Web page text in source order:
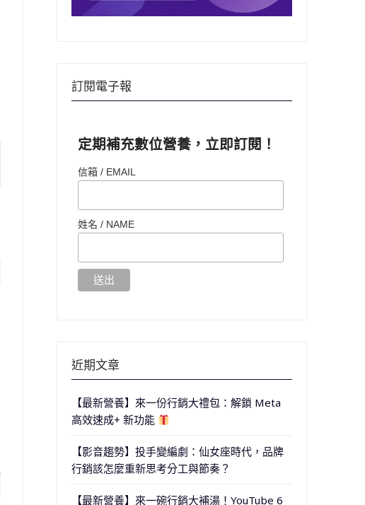
訂閱電子報
定期補充數位營養，立即訂閱！
信箱 / EMAIL
姓名 / NAME
近期文章
【最新營養】來一份行銷大禮包：解鎖 Meta
高效速成+ 新功能
【影音趨勢】投手變編劇：仙女座時代，品牌
行銷該怎麼重新思考分工與節奏？
【最新營養】來一碗行銷大補湯！YouTube 6